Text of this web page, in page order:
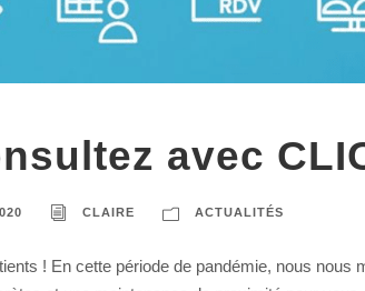
avec
CLAIRE ACTUALITÉS
! En cette période de pandémie, nous nous